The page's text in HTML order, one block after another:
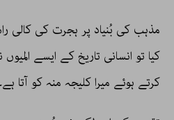
مذہب کی بُنیاد پر ہجرت کی کالی
کیا تو انسانی تاریخ کے ایسے
کرتے ہوئے میرا کلیجہ منہ کو آتا